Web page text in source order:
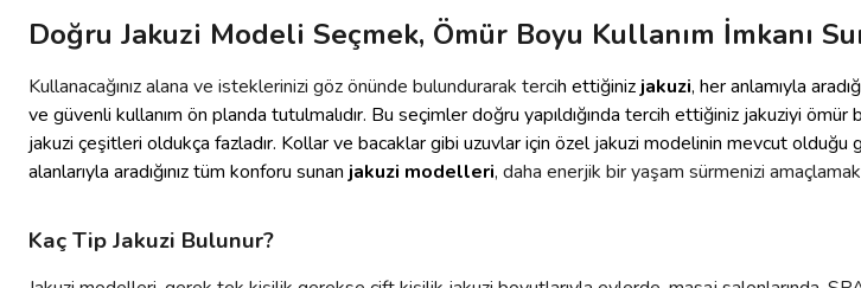
Doğru Jakuzi Modeli Seçmek, Ömür Boyu Kullanım İmkanı
Kullanacağınız alana ve isteklerinizi göz önünde bulundurarak tercih ettiğiniz jakuzi, her anlamıyla
ve güvenli kullanım ön planda tutulmalıdır. Bu seçimler doğru yapıldığında tercih ettiğiniz jakuziyi ömür
jakuzi çeşitleri oldukça fazladır. Kollar ve bacaklar gibi uzuvlar için özel jakuzi modelinin mevcut
alanlarıyla aradığınız tüm konforu sunan jakuzi modelleri, daha enerjik bir yaşam sürmenizi
Kaç Tip Jakuzi Bulunur?